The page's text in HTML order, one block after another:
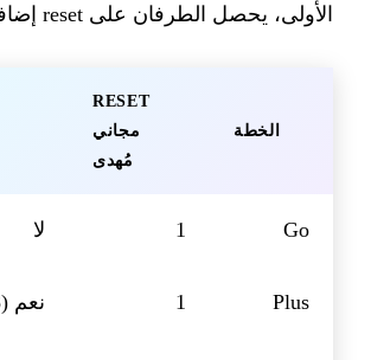
الأولى، يحصل الطرفان على reset إضافي مُرحّل.
الخطة
RESET
مجاني
مُهدى
Go
1 لا
Plus
1 نعم (3 دعوات)